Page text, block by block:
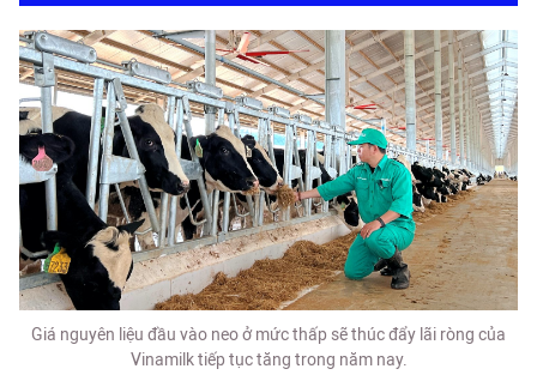
Giá nguyên liệu đầu vào neo ở mức thấp sẽ thúc đẩy lãi ròng của
Vinamilk tiếp tục tăng trong năm nay.